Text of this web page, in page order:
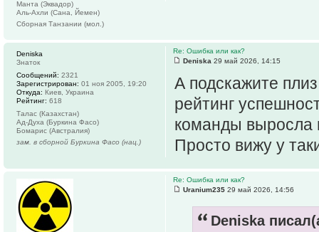
Манта (Эквадор)
Аль-Ахли (Сана, Йемен)
Сборная Танзании (мол.)
Re: Ошибка или как?
Deniska 29 май 2026, 14:15
А подскажите
рейтинг
команды выросла
Просто вижу у
Deniska
Знаток
Сообщений: 2321
Зарегистрирован: 01 ноя 2005, 19:20
Откуда: Киев, Украина
Рейтинг: 618
Талас (Казахстан)
Ад-Духа (Буркина Фасо)
Бомарис (Австралия)
зам. в сборной Буркина Фасо (нац.)
Re: Ошибка или как?
Uranium235 29 май 2026, 14:56
Deniska